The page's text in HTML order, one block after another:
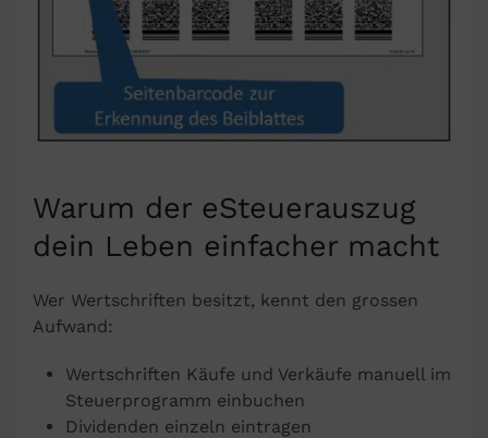
Warum der eSteuerauszug
dein Leben einfacher macht
Wer Wertschriften besitzt, kennt den grossen
Aufwand:
Wertschriften Käufe und Verkäufe manuell im
Steuerprogramm einbuchen
Dividenden einzeln eintragen